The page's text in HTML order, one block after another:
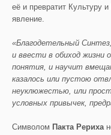
её и превратит Культуру
явление.
«Благодетельный Синтез,
и ввести в обиходжизни
понятия, и научит
казалось или пустою
неуклюжестью, или
условных привычек,
Символом Пакта Рериха